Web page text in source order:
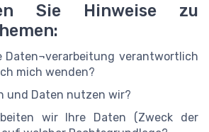
Sie Hinweise zu
Daten¬verarbeitung verantwortlich
mich wenden?
und Daten nutzen wir?
wir Ihre Daten (Zweck der